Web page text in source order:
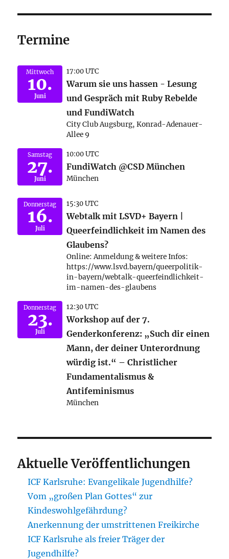
Termine
Mittwoch
10.
Juni
17:00 UTC
Warum sie uns hassen - Lesung
und Gespräch mit Ruby Rebelde
und FundiWatch
City Club Augsburg, Konrad-Adenauer-
Allee 9
Samstag
27.
Juni
10:00 UTC
FundiWatch @CSD München
München
Donnerstag
16.
Juli
15:30 UTC
Webtalk mit LSVD+ Bayern |
Queerfeindlichkeit im Namen des
Glaubens?
Online: Anmeldung & weitere Infos:
https://www.lsvd.bayern/queerpolitik-
in-bayern/webtalk-queerfeindlichkeit-
im-namen-des-glaubens
Donnerstag
23.
Juli
12:30 UTC
Workshop auf der 7.
Genderkonferenz: „Such dir einen
Mann, der deiner Unterordnung
würdig ist.“ – Christlicher
Fundamentalismus &
Antifeminismus
München
Aktuelle Veröffentlichungen
ICF Karlsruhe: Evangelikale Jugendhilfe?
Vom „großen Plan Gottes“ zur
Kindeswohlgefährdung?
Anerkennung der umstrittenen Freikirche
ICF Karlsruhe als freier Träger der
Jugendhilfe?